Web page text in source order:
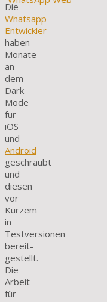
Die
Whatsapp-
Entwickler
haben
Monate
an
dem
Dark
Mode
für
iOS
und
Android
geschraubt
und
diesen
vor
Kurzem
in
Testversionen
bereit­
gestellt.
Die
Arbeit
für